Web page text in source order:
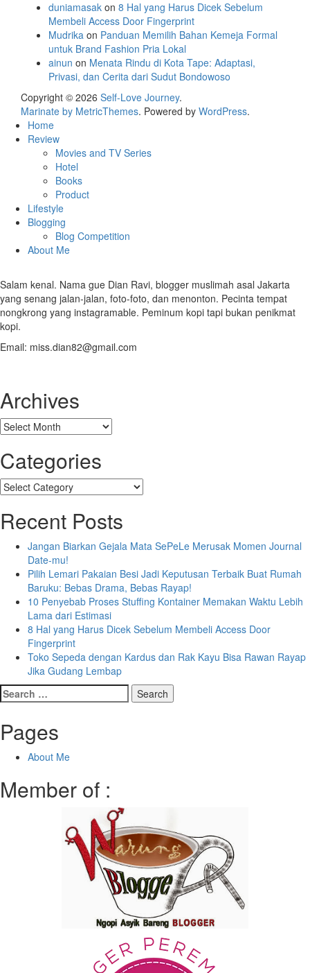
duniamasak on 8 Hal yang Harus Dicek Sebelum
Membeli Access Door Fingerprint
Mudrika on Panduan Memilih Bahan Kemeja Formal
untuk Brand Fashion Pria Lokal
ainun on Menata Rindu di Kota Tape: Adaptasi,
Privasi, dan Cerita dari Sudut Bondowoso
Copyright © 2026 Self-Love Journey.
Marinate by MetricThemes. Powered by WordPress.
Home
Review
Movies and TV Series
Hotel
Books
Product
Lifestyle
Blogging
Blog Competition
About Me
Salam kenal. Nama gue Dian Ravi, blogger muslimah asal Jakarta
yang senang jalan-jalan, foto-foto, dan menonton. Pecinta tempat
nongkrong yang instagramable. Peminum kopi tapi bukan penikmat
kopi.
Email: miss.dian82@gmail.com
Archives
Archives
Categories
Categories
Recent Posts
Jangan Biarkan Gejala Mata SePeLe Merusak Momen Journal
Date-mu!
Pilih Lemari Pakaian Besi Jadi Keputusan Terbaik Buat Rumah
Baruku: Bebas Drama, Bebas Rayap!
10 Penyebab Proses Stuffing Kontainer Memakan Waktu Lebih
Lama dari Estimasi
8 Hal yang Harus Dicek Sebelum Membeli Access Door
Fingerprint
Toko Sepeda dengan Kardus dan Rak Kayu Bisa Rawan Rayap
Jika Gudang Lembap
Search
for:
Pages
About Me
Member of :